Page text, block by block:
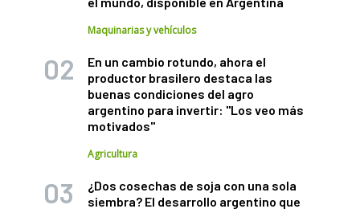
Maquinarias y vehículos
En un cambio rotundo, ahora el
productor brasilero destaca las
buenas condiciones del agro
argentino para invertir: "Los veo más
motivados"
Agricultura
¿Dos cosechas de soja con una sola
siembra? El desarrollo argentino que